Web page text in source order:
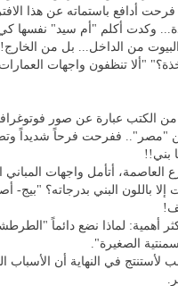
فرحت أدافع باستماته عن هذا
وكدت أكلم "أم سيد" نفسها
البيوت من الداخل... بل من
"ألا تنظفون واجهات العمارات
الكتب عبارة عن صور
"مصر".. ففرحت فرحاً شديداً
بني!!
العاصمة، أتأمل واجهات المباني
إلا باللون البني بدرجاته؟
أهمية: لماذا نضع دائماً
الصغيرة".
لأستنتج في النهاية أن الأسباب